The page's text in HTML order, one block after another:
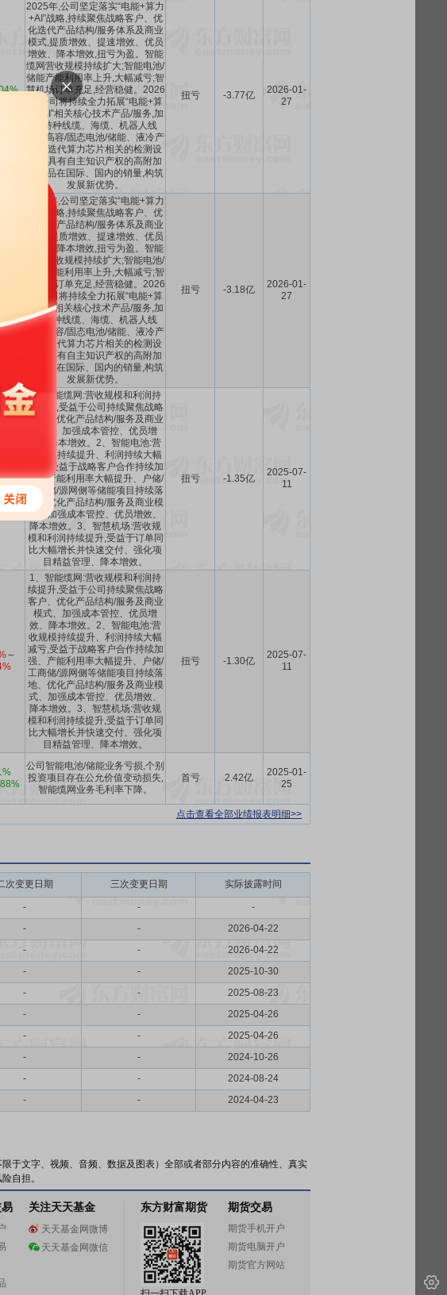
2025年,公司坚定落实“电能+算力
+AI”战略,持续聚焦战略客户、优
化迭代产品结构/服务体系及商业
模式,提质增效、提速增效、优员
增效、降本增效,扭亏为盈。智能
缆网营收规模持续扩大;智能电池/
储能产能利用率上升,大幅减亏;智
慧机场订单充足,经营稳健。2026
年,公司将持续全力拓展“电能+算
力+AI”相关核心技术产品/服务,加
大特种线缆、海缆、机器人线
束、高容/固态电池/储能、液冷产
品、迭代算力芯片相关的检测设
备等具有自主知识产权的高附加
值产品在国际、国内的销量,构筑
发展新优势。
扭亏 -3.77亿
2026-01-
27
2025年,公司坚定落实“电能+算力
+AI”战略,持续聚焦战略客户、优
化迭代产品结构/服务体系及商业
模式,提质增效、提速增效、优员
增效、降本增效,扭亏为盈。智能
缆网营收规模持续扩大;智能电池/
储能产能利用率上升,大幅减亏;智
慧机场订单充足,经营稳健。2026
年,公司将持续全力拓展“电能+算
力+AI”相关核心技术产品/服务,加
大特种线缆、海缆、机器人线
束、高容/固态电池/储能、液冷产
品、迭代算力芯片相关的检测设
备等具有自主知识产权的高附加
值产品在国际、国内的销量,构筑
发展新优势。
扭亏 -3.18亿
2026-01-
27
～
1、智能缆网:营收规模和利润持
续提升,受益于公司持续聚焦战略
客户、优化产品结构/服务及商业
模式、加强成本管控、优员增
效、降本增效。2、智能电池:营
收规模持续提升、利润持续大幅
减亏,受益于战略客户合作持续加
强、产能利用率大幅提升、户储/
工商储/源网侧等储能项目持续落
地、优化产品结构/服务及商业模
式、加强成本管控、优员增效、
降本增效。3、智慧机场:营收规
模和利润持续提升,受益于订单同
比大幅增长并快速交付、强化项
目精益管理、降本增效。
扭亏 -1.35亿
2025-07-
11
～
1、智能缆网:营收规模和利润持
续提升,受益于公司持续聚焦战略
客户、优化产品结构/服务及商业
模式、加强成本管控、优员增
效、降本增效。2、智能电池:营
收规模持续提升、利润持续大幅
减亏,受益于战略客户合作持续加
强、产能利用率大幅提升、户储/
工商储/源网侧等储能项目持续落
地、优化产品结构/服务及商业模
式、加强成本管控、优员增效、
降本增效。3、智慧机场:营收规
模和利润持续提升,受益于订单同
比大幅增长并快速交付、强化项
目精益管理、降本增效。
扭亏 -1.30亿
2025-07-
11
公司智能电池/储能业务亏损,个别
投资项目存在公允价值变动损失,
智能缆网业务毛利率下降。
首亏 2.42亿
2025-01-
25
点击查看全部业绩报表明细>>
次变更日期 三次变更日期 实际披露时间
- -
-
- -
2026-04-22
- -
2026-04-22
- -
2025-10-30
- -
2025-08-23
- -
2025-04-26
- -
2025-04-26
- -
2024-10-26
- -
2024-08-24
- - 2024-04-23
于文字、视频、音频、数据及图表）全部或者部分内容的准确性、真实
自担。
关注天天基金
天天基金网微博
天天基金网微信
东方财富期货 期货交易
期货手机开户
期货电脑开户
期货官方网站